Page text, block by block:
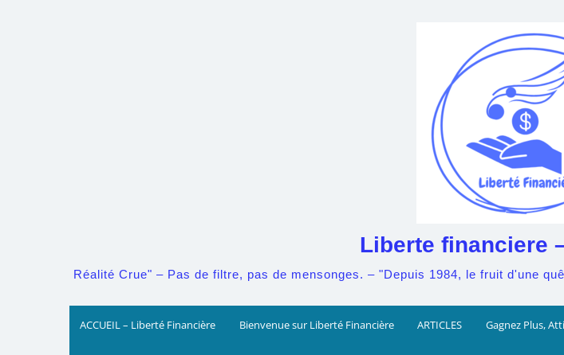
Liberte financiere
Réalité Crue" – Pas de filtre, pas de mensonges. – "Depuis 1984, le fruit d'une
ACCUEIL – Liberté Financière Bienvenue sur Liberté Financière ARTICLES Gagnez Plus,